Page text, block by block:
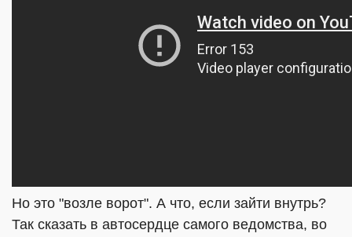
Но это "возле ворот". А что, если зайти внутрь?
Так сказать в автосердце самого ведомства, во